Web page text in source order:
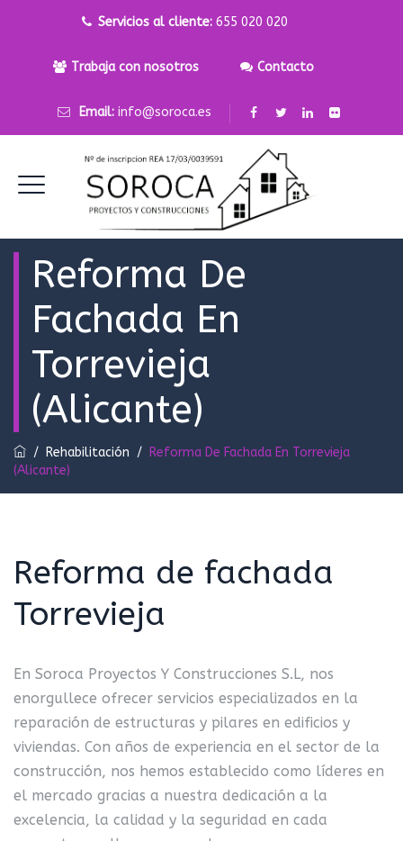
Servicios al cliente:655 020 020
Trabaja con nosotros Contacto
Email: info@soroca.es
Reforma De
Fachada En
Torrevieja
(Alicante)
/ Rehabilitación / Reforma De Fachada En Torrevieja
(Alicante)
Reforma de fachada
Torrevieja
En Soroca Proyectos Y Construcciones S.L, nos
enorgullece ofrecer servicios especializados en la
reparación de estructuras y pilares en edificios y
viviendas. Con años de experiencia en el sector de la
construcción, nos hemos establecido como líderes en
el mercado gracias a nuestra dedicación a la
excelencia, la calidad y la seguridad en cada